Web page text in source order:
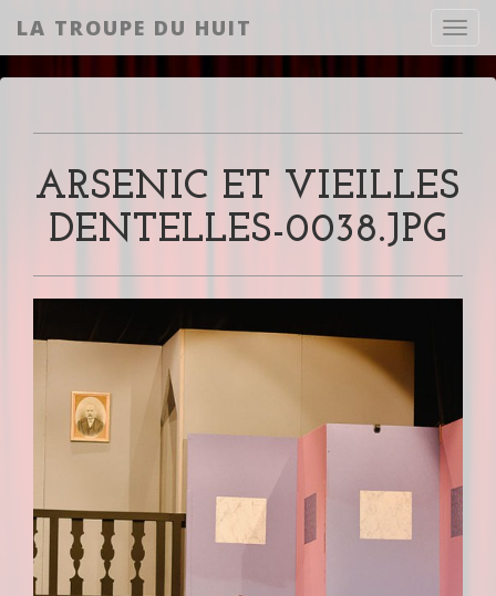
LA TROUPE DU HUIT
ARSENIC ET VIEILLES
DENTELLES-0038.JPG